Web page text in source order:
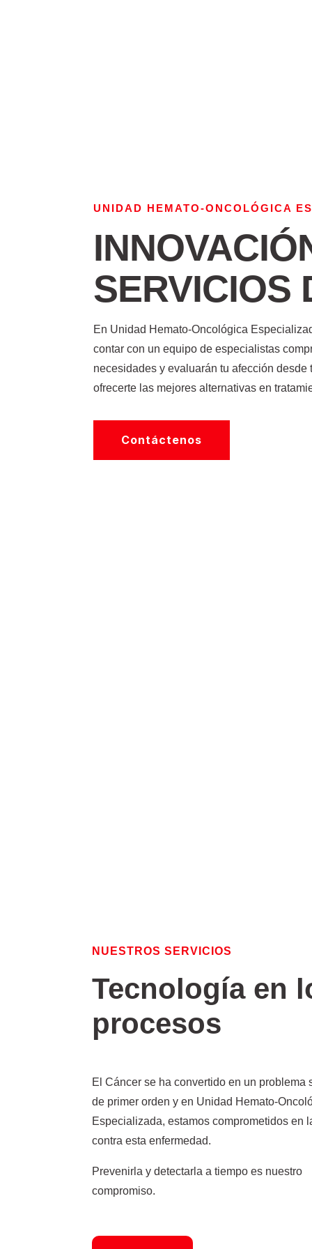
UNIDAD HEMATO-ONCOLÓGICA
SERVICIOS
En Unidad Hemato-Oncológica
contar con un equipo de especialistas
necesidades y evaluarán tu afección desde
ofrecerte las mejores alternativas en
Contáctenos
NUESTROS SERVICIOS
Tecnología en
procesos
El Cáncer se ha convertido en un problema
de primer orden y en Unidad Hemato-
Especializada, estamos comprometidos en
contra esta enfermedad.
Prevenirla y detectarla a tiempo es nuestro
compromiso.